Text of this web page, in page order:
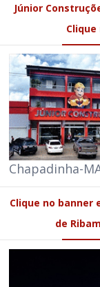
Júnior
Chapadinha-
Clique no banner
de